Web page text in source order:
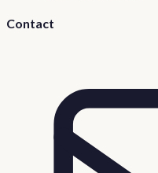
Contact